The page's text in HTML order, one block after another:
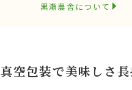
黒瀬農舎について
真空包装で美味しさ長